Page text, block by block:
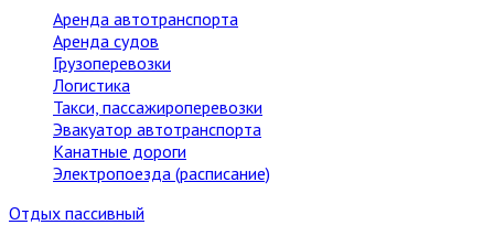
Аренда автотранспорта
Аренда судов
Грузоперевозки
Логистика
Такси, пассажироперевозки
Эвакуатор автотранспорта
Канатные дороги
Электропоезда (расписание)
Отдых пассивный